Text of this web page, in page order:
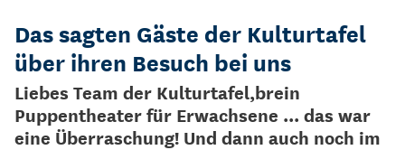
Das sagten Gäste der Kulturtafel
über ihren Besuch bei uns
Liebes Team der Kulturtafel,brein
Puppentheater für Erwachsene ... das war
eine Überraschung! Und dann auch noch im